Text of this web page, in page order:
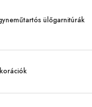
ülőgarnitúrák